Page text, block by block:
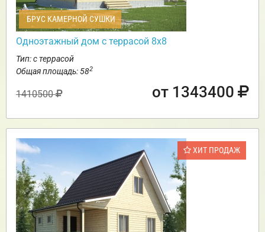
БРУС КАМЕРНОЙ СУШКИ
Одноэтажный дом с террасой 8х8
Тип: с террасой
Общая площадь: 582
1410500 от 1343400
ХИТ ПРОДАЖ